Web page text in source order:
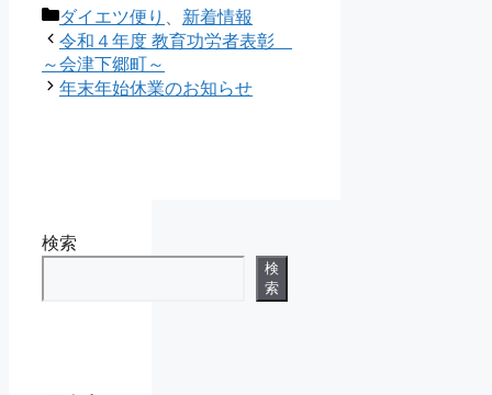
カ
テ
ゴ
リ
ダイエツ便り
新着情報
令和４年度 教育功労者表彰
～会津下郷町～
年末年始休業のお知らせ
検索
検
索